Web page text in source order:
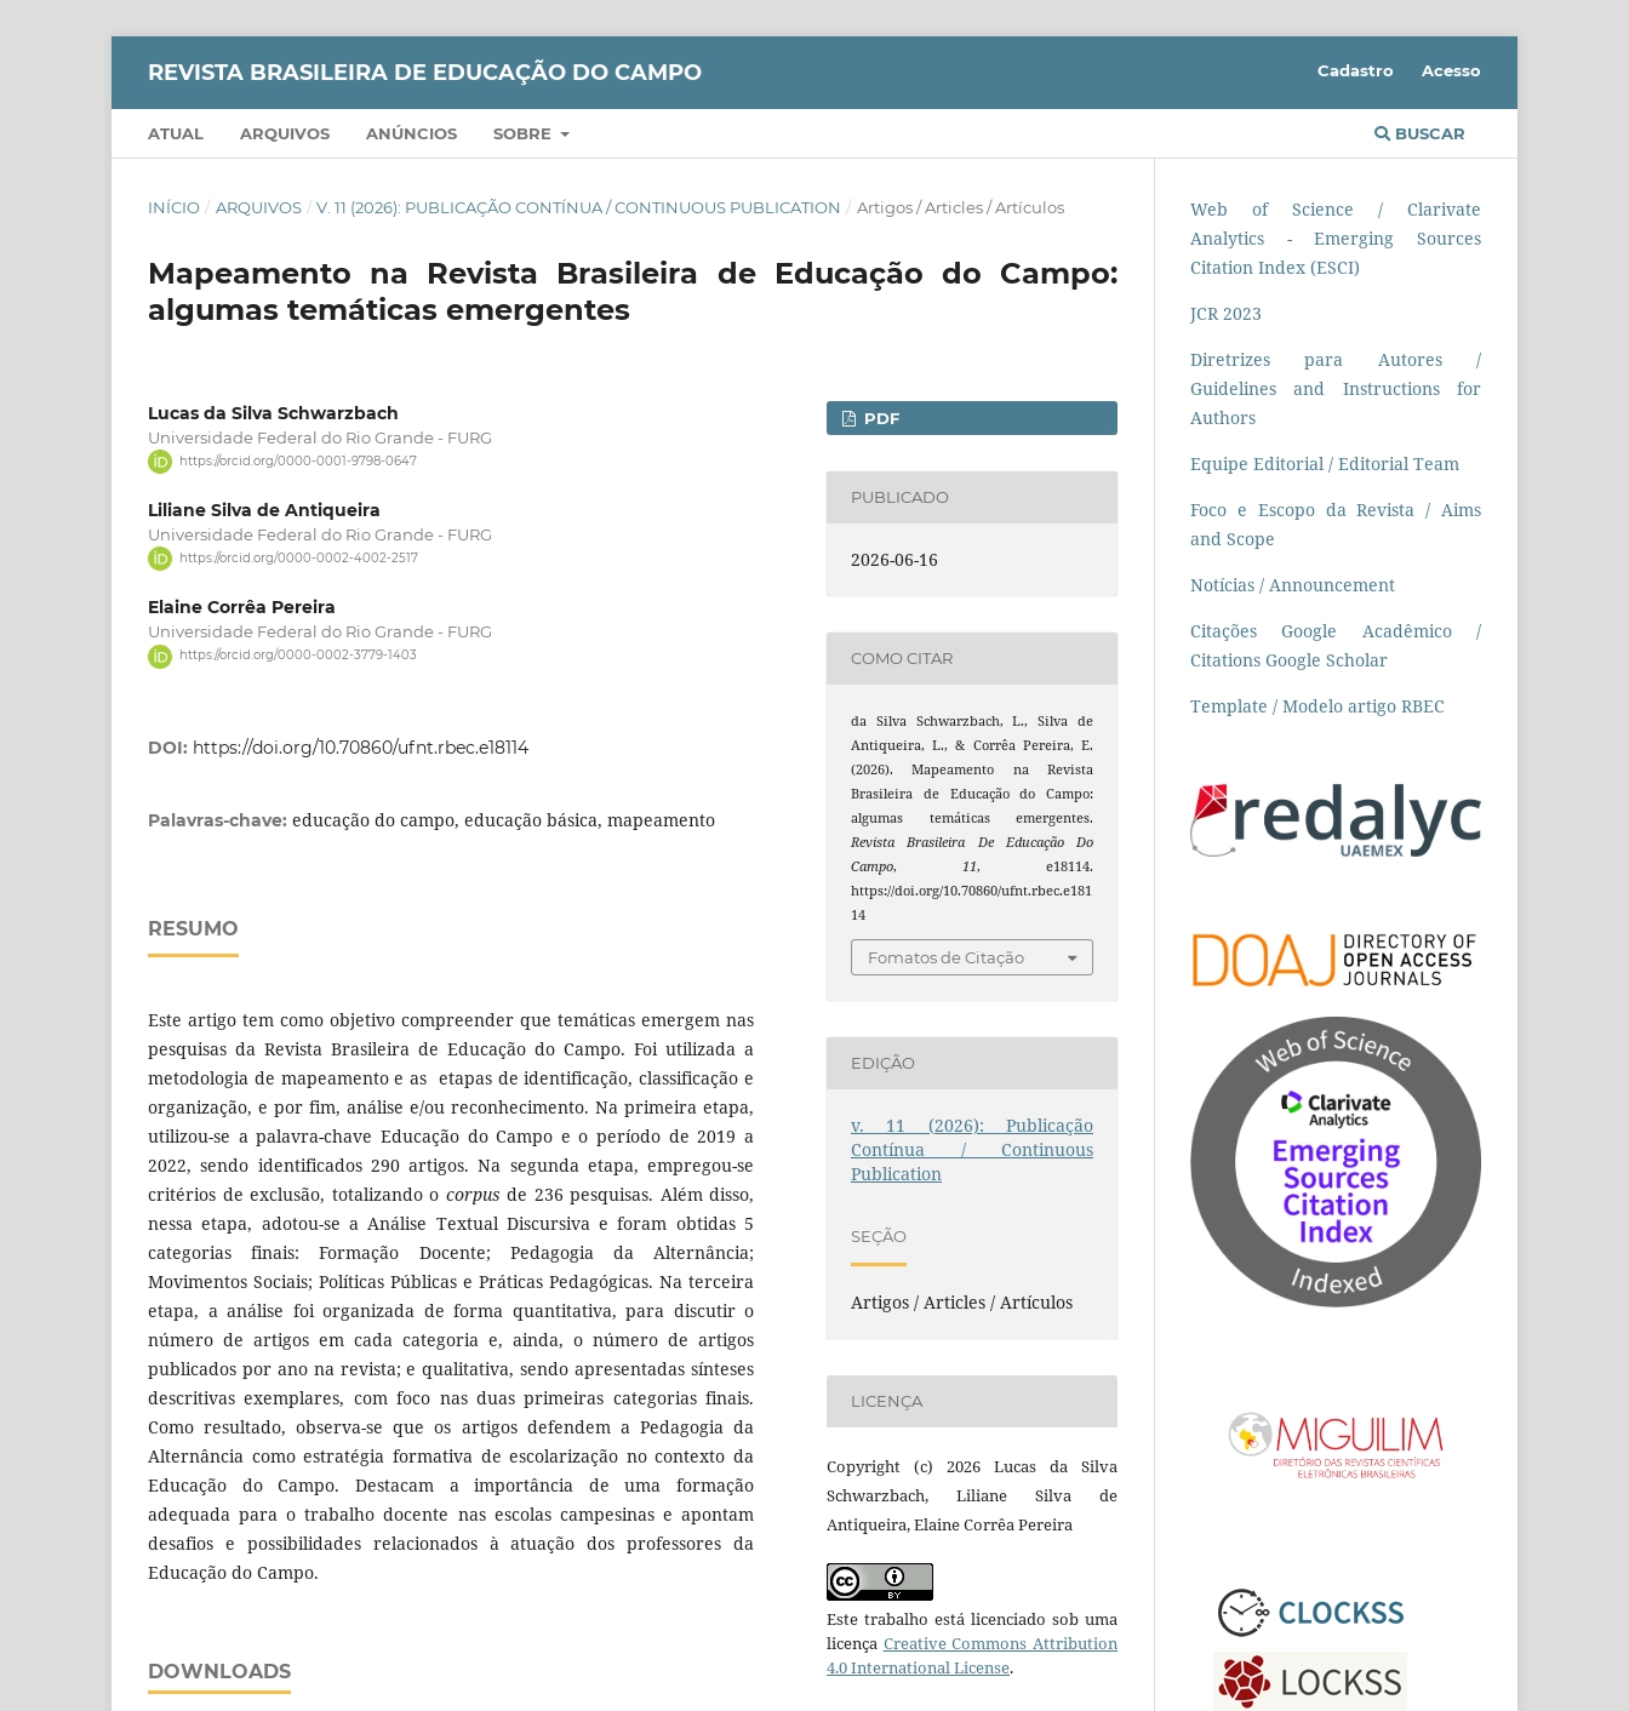
REVISTA BRASILEIRA DE EDUCAÇÃO DO CAMPO
ATUAL ARQUIVOS ANÚNCIOS SOBRE BUSCAR
Cadastro Acesso
INÍCIO / ARQUIVOS / V. 11 (2026): PUBLICAÇÃO CONTÍNUA / CONTINUOUS PUBLICATION / Artigos / Articles / Artículos
Mapeamento na Revista Brasileira de Educação do Campo:
algumas temáticas emergentes
Lucas da Silva Schwarzbach
Universidade Federal do Rio Grande - FURG
https://orcid.org/0000-0001-9798-0647
Liliane Silva de Antiqueira
Universidade Federal do Rio Grande - FURG
https://orcid.org/0000-0002-4002-2517
Elaine Corrêa Pereira
Universidade Federal do Rio Grande - FURG
https://orcid.org/0000-0002-3779-1403
DOI: https://doi.org/10.70860/ufnt.rbec.e18114
Palavras-chave: educação do campo, educação básica, mapeamento
RESUMO
Este artigo tem como objetivo compreender que temáticas emergem nas
pesquisas da Revista Brasileira de Educação do Campo. Foi utilizada a
metodologia de mapeamento e as etapas de identificação, classificação e
organização, e por fim, análise e/ou reconhecimento. Na primeira etapa,
utilizou-se a palavra-chave Educação do Campo e o período de 2019 a
2022, sendo identificados 290 artigos. Na segunda etapa, empregou-se
critérios de exclusão, totalizando o corpus de 236 pesquisas. Além disso,
nessa etapa, adotou-se a Análise Textual Discursiva e foram obtidas 5
categorias finais: Formação Docente; Pedagogia da Alternância;
Movimentos Sociais; Políticas Públicas e Práticas Pedagógicas. Na terceira
etapa, a análise foi organizada de forma quantitativa, para discutir o
número de artigos em cada categoria e, ainda, o número de artigos
publicados por ano na revista; e qualitativa, sendo apresentadas sínteses
descritivas exemplares, com foco nas duas primeiras categorias finais.
Como resultado, observa-se que os artigos defendem a Pedagogia da
Alternância como estratégia formativa de escolarização no contexto da
Educação do Campo. Destacam a importância de uma formação
adequada para o trabalho docente nas escolas campesinas e apontam
desafios e possibilidades relacionados à atuação dos professores da
Educação do Campo.
DOWNLOADS
PDF
PUBLICADO
2026-06-16
COMO CITAR
da Silva Schwarzbach, L., Silva de
Antiqueira, L., & Corrêa Pereira, E.
(2026). Mapeamento na Revista
Brasileira de Educação do Campo:
algumas temáticas emergentes.
Revista Brasileira De Educação Do
Campo, 11, e18114.
https://doi.org/10.70860/ufnt.rbec.e181
14
Fomatos de Citação
EDIÇÃO
v. 11 (2026): Publicação
Contínua / Continuous
Publication
SEÇÃO
Artigos / Articles / Artículos
LICENÇA
Copyright (c) 2026 Lucas da Silva
Schwarzbach, Liliane Silva de
Antiqueira, Elaine Corrêa Pereira
Este trabalho está licenciado sob uma
licença Creative Commons Attribution
4.0 International License.
Web of Science / Clarivate
Analytics - Emerging Sources
Citation Index (ESCI)
JCR 2023
Diretrizes para Autores /
Guidelines and Instructions for
Authors
Equipe Editorial / Editorial Team
Foco e Escopo da Revista / Aims
and Scope
Notícias / Announcement
Citações Google Acadêmico /
Citations Google Scholar
Template / Modelo artigo RBEC